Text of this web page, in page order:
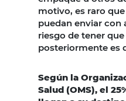
motivo, es raro
puedan enviar con
riesgo de tener
posteriormente es
Según la
Salud (OMS), el